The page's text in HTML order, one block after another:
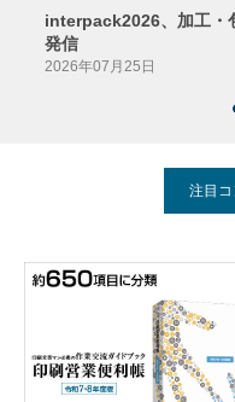
interpack2026、加工・
発信
2026年07月25日
注目